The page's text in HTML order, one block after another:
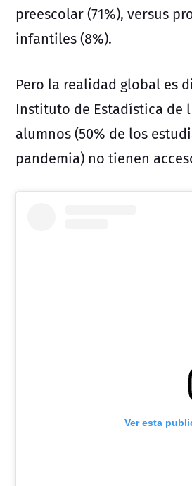
preescolar (71%), versus
infantiles (8%).
Pero la realidad global es
Instituto de Estadística de l
alumnos (50% de los
pandemia) no tienen
Ver esta